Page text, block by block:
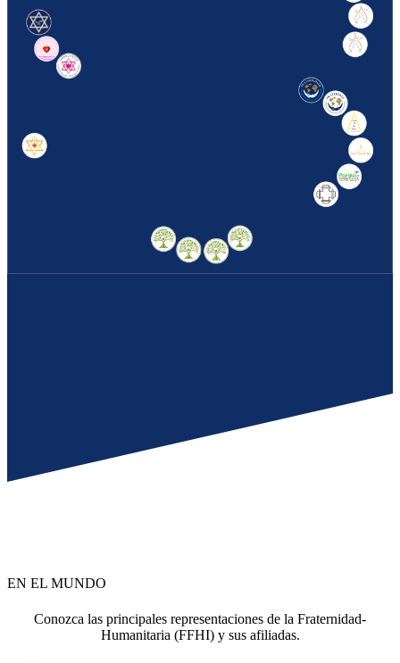
EN EL MUNDO
Conozca las principales representaciones de la Fraternidad-
Humanitaria (FFHI) y sus afiliadas.